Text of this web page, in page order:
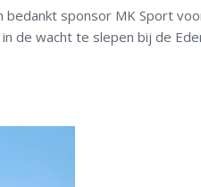
sponsor MK Sport
de wacht te slepen bij de